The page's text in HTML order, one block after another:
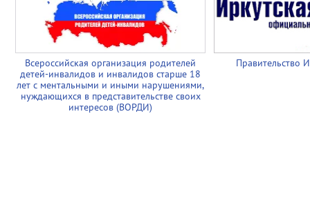
Всероссийская организация родителей
детей-инвалидов и инвалидов старше 18
лет с ментальными и иными нарушениями,
нуждающихся в представительстве своих
интересов (ВОРДИ)
Правительство